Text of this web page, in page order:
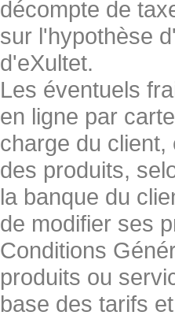
décompte de
sur l'hypothèse
d'eXultet.
Les éventuels
en ligne par
charge du
des produits,
la banque du
de modifier ses
Conditions
produits ou
base des tarifs